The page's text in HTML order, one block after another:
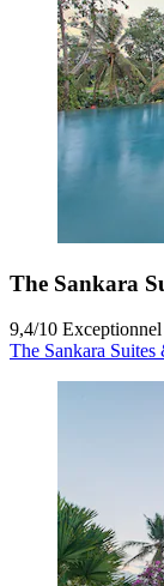
The Sankara
9,4/10
The Sankara